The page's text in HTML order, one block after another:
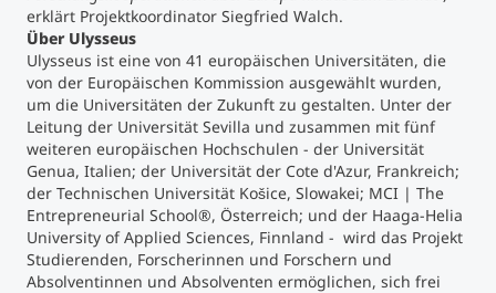
erklärt Projektkoordinator Siegfried Walch.
Über Ulysseus
Ulysseus ist eine von 41 europäischen Universitäten, die
von der Europäischen Kommission ausgewählt wurden,
um die Universitäten der Zukunft zu gestalten. Unter der
Leitung der Universität Sevilla und zusammen mit fünf
weiteren europäischen Hochschulen - der Universität
Genua, Italien; der Universität der Cote d'Azur, Frankreich;
der Technischen Universität Košice, Slowakei; MCI | The
Entrepreneurial School®, Österreich; und der Haaga-Helia
University of Applied Sciences, Finnland - wird das Projekt
Studierenden, Forscherinnen und Forschern und
Absolventinnen und Absolventen ermöglichen, sich frei